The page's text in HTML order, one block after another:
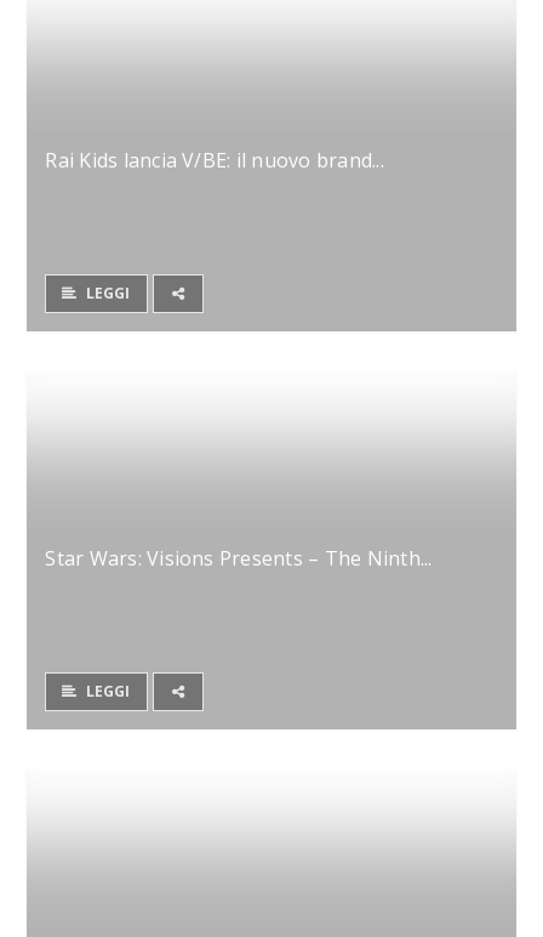
Rai Kids lancia V/BE: il nuovo brand...
LEGGI
Star Wars: Visions Presents – The Ninth...
LEGGI